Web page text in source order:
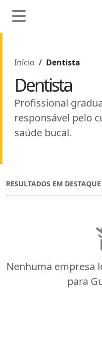
Início Dentista
Dentista
Profissional
responsável pelo
saúde bucal.
RESULTADOS EM DESTAQUE
Nenhuma empresa
para